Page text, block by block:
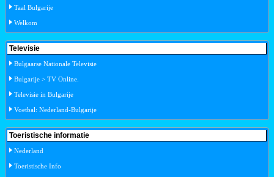
Taal Bulgarije
Welkom
Televisie
Bulgaarse Nationale Televisie
Bulgarije > TV Online.
Televisie in Bulgarije
Voetbal: Nederland-Bulgarije
Toeristische informatie
Nederland
Toeristische Info